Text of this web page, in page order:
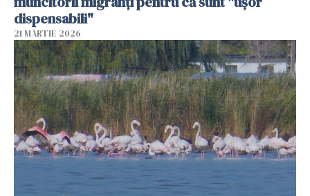
dispensabili"
21 MARTIE 2026